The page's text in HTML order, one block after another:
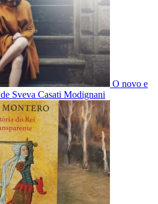
O novo e
Sveva Casati Modignani